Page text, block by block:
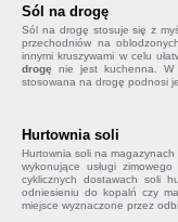
Sól na drogę
Sól na drogę stosuje się z
przechodniów na
innymi kruszywami w celu
drogę nie jest kuchenna. W
stosowana na drogę podnosi
Hurtownia soli
Hurtownia soli na
wykonujące usługi
cyklicznych dostawach soli
odniesieniu do kopalń czy
miejsce wyznaczone przez